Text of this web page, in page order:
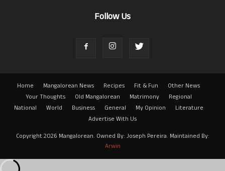
Follow Us
Home Mangalorean News Recipes Fit & Fun
Other News
Your Thoughts
Old Mangalorean Matrimony
Regional
National
World Business General My Opinion
Literature
Advertise With Us
Copyright 2026 Mangalorean. Owned By: Joseph Pereira. Maintained By:
Arwin